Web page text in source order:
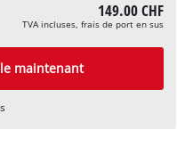
149.00 CHF
TVA incluses, frais de port en sus
maintenant